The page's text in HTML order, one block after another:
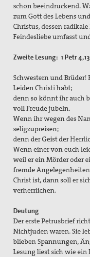
schon beeindruckend.
zum Gott des Lebens
Christus, dessen
Feindesliebe umfasst
Zweite Lesung: 1 Petr
Schwestern und Brüder!
Leiden Christi habt;
denn so könnt ihr auch
voll Freude jubeln.
Wenn ihr wegen des
seligzupreisen;
denn der Geist der
Wenn einer von euch
weil er ein Mörder oder
fremde
Christ ist, dann soll er
verherrlichen.
Deutung
Der erste Petrusbrief
Nichtjuden waren. Sie
blieben Spannungen,
Lesung liest sich wie